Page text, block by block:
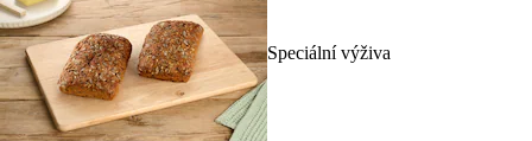
Speciální výživa